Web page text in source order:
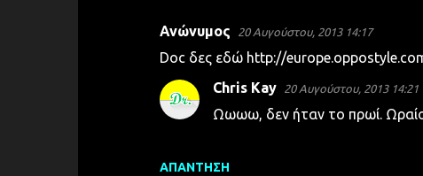
Ανώνυμος 20 Αυγούστου, 2013 14:17
Doc δες εδώ http://
ΑΠΆΝΤΗΣΗ
Chris Kay 20 Αυγούστου, 2013 14:21
Ωωωω, δεν ήταν το πρωί.